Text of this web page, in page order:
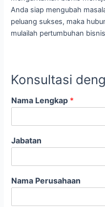
Anda siap mengubah
peluang sukses, maka
mulailah pertumbuhan
Konsultasi
Nama Lengkap *
Jabatan
Nama Perusahaan